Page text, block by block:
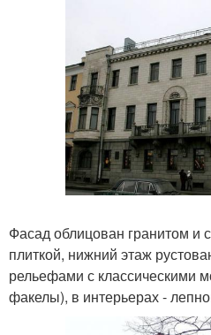
Фасад облицован гранитом и
плиткой, нижний этаж
рельефами с классическими
факелы), в интерьерах -